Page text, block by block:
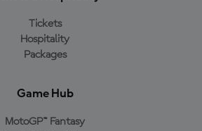
Tickets
Hospitality
Packages
Game Hub
MotoGP™ Fantasy